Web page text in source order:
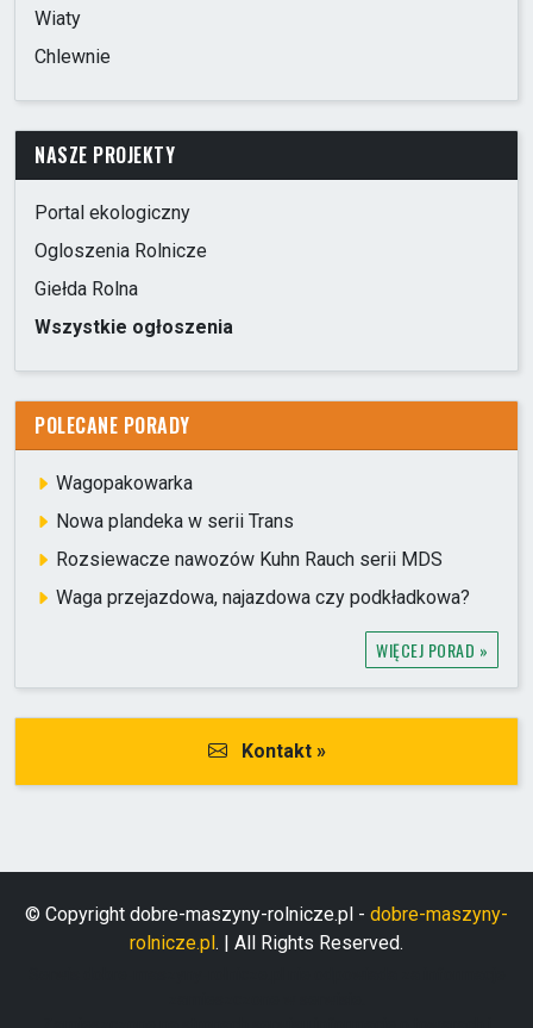
Wiaty
Chlewnie
NASZE PROJEKTY
Portal ekologiczny
Ogloszenia Rolnicze
Giełda Rolna
Wszystkie ogłoszenia
POLECANE PORADY
Wagopakowarka
Nowa plandeka w serii Trans
Rozsiewacze nawozów Kuhn Rauch serii MDS
Waga przejazdowa, najazdowa czy podkładkowa?
WIĘCEJ PORAD »
Kontakt »
© Copyright dobre-maszyny-rolnicze.pl - dobre-maszyny-
rolnicze.pl. | All Rights Reserved.